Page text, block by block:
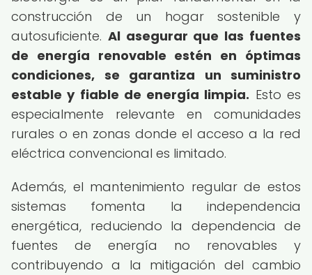
construcción de un hogar sostenible y
autosuficiente. Al asegurar que las fuentes
de energía renovable estén en óptimas
condiciones, se garantiza un suministro
estable y fiable de energía limpia. Esto es
especialmente relevante en comunidades
rurales o en zonas donde el acceso a la red
eléctrica convencional es limitado.
Además, el mantenimiento regular de estos
sistemas fomenta la independencia
energética, reduciendo la dependencia de
fuentes de energía no renovables y
contribuyendo a la mitigación del cambio